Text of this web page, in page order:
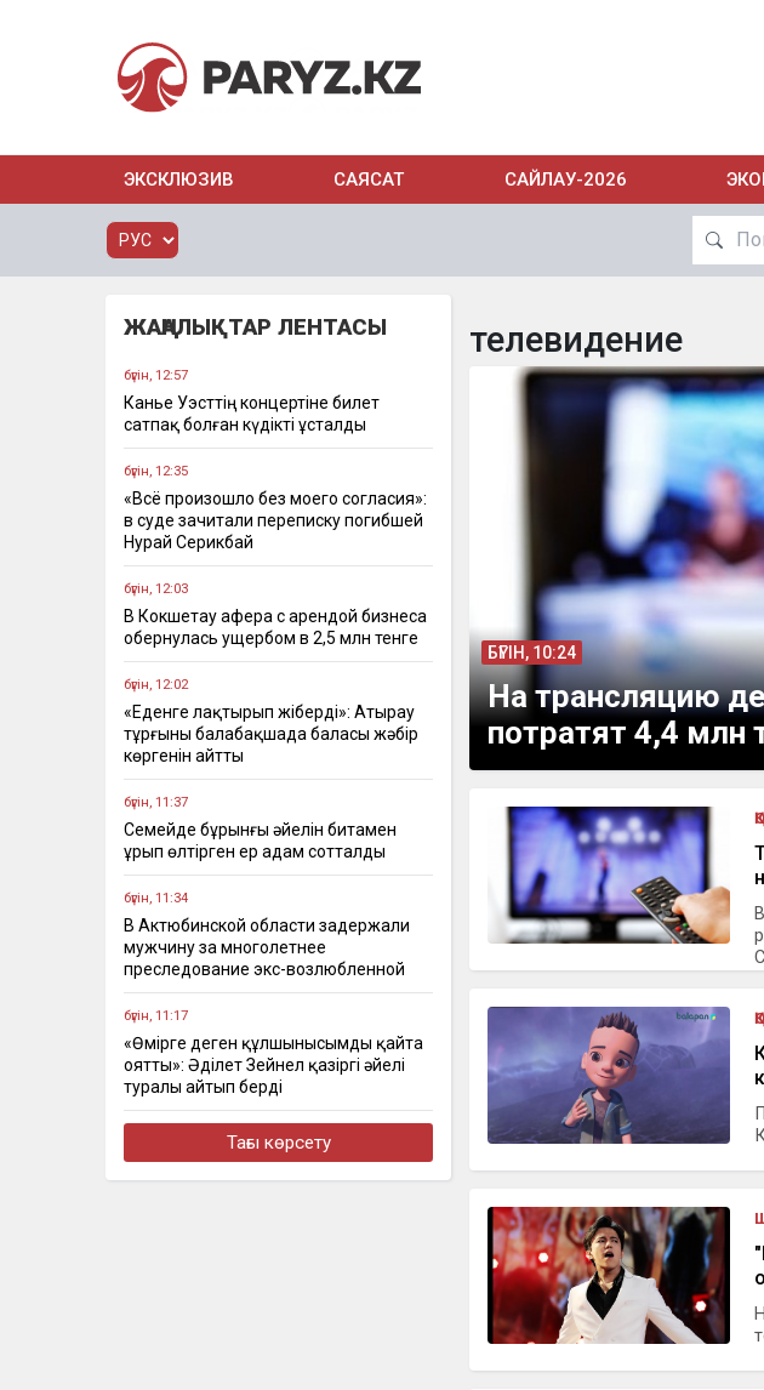
ЭКСКЛЮЗИВ САЯСАТ САЙЛАУ-2026
ЖАҢАЛЫҚТАР ЛЕНТАСЫ
бүгін, 12:57
Канье Уэсттің концертіне билет
сатпақ болған күдікті ұсталды
бүгін, 12:35
«Всё произошло без моего согласия»:
в суде зачитали переписку погибшей
Нурай Серикбай
бүгін, 12:03
В Кокшетау афера с арендой бизнеса
обернулась ущербом в 2,5 млн тенге
бүгін, 12:02
«Еденге лақтырып жіберді»: Атырау
тұрғыны балабақшада баласы жәбір
көргенін айтты
бүгін, 11:37
Семейде бұрынғы әйелін битамен
ұрып өлтірген ер адам сотталды
бүгін, 11:34
В Актюбинской области задержали
мужчину за многолетнее
преследование экс-возлюбленной
бүгін, 11:17
«Өмірге деген құлшынысымды қайта
оятты»: Әділет Зейнел қазіргі әйелі
туралы айтып берді
22-летнего парня осудили за помощь
телефонным мошенникам в
Тағы көрсету
телевидение
БҮГІН, 10:24
На трансляцию
потратят 4,4 млн